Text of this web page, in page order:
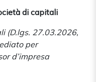
di capitali
(D.lgs. 27.03.2026,
per
d’impresa